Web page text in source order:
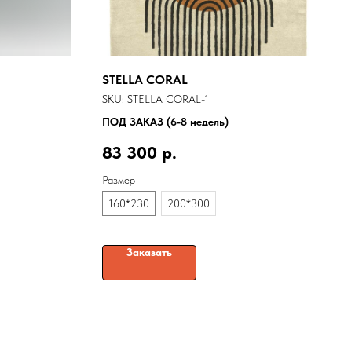
STELLA CORAL
SKU: STELLA CORAL-1
ПОД ЗАКАЗ (6-8 недель)
83 300 р.
Размер
160*230
200*300
Заказать